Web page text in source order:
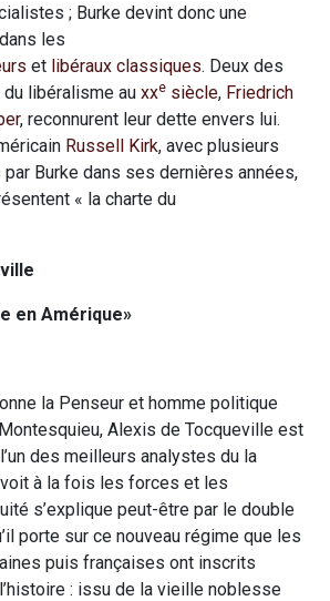
; Burke devint donc une
les
et libéraux classiques. Deux des
libéralisme au xxe siècle, Friedrich
, reconnurent leur dette envers lui.
Russell Kirk, avec plusieurs
Burke dans ses dernières années,
« la charte du
en Amérique»
la Penseur et homme politique
Alexis de Tocqueville est
des meilleurs analystes du la
à la fois les forces et les
s’explique peut-être par le double
porte sur ce nouveau régime que les
puis françaises ont inscrits
: issu de la vieille noblesse